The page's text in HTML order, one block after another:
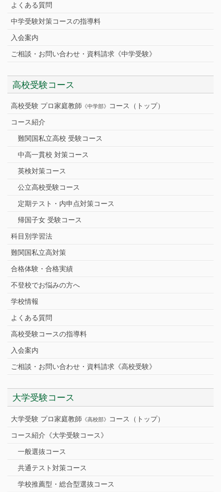
よくある質問
中学受験対策コースの指導料
入会案内
ご相談・お問い合わせ・資料請求《中学受験》
高校受験コース
高校受験 プロ家庭教師 《中学部》 コース（トップ）
コース紹介
難関国私立高校 受験コース
中高一貫校 対策コース
英検対策コース
公立高校受験コース
定期テスト・内申点対策コース
帰国子女 受験コース
科目別学習法
難関国私立高対策
合格体験・合格実績
不登校でお悩みの方へ
学校情報
よくある質問
高校受験コースの指導料
入会案内
ご相談・お問い合わせ・資料請求《高校受験》
大学受験コース
大学受験 プロ家庭教師 《高校部》 コース（トップ）
コース紹介《大学受験コース》
一般選抜コース
共通テスト対策コース
学校推薦型・総合型選抜コース